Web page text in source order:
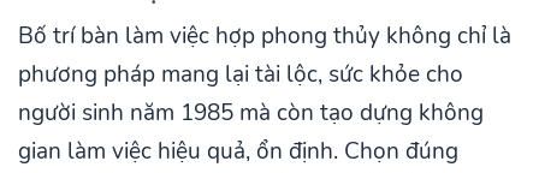
Bố trí bàn làm việc hợp phong thủy không chỉ là
phương pháp mang lại tài lộc, sức khỏe cho
người sinh năm 1985 mà còn tạo dựng không
gian làm việc hiệu quả, ổn định. Chọn đúng